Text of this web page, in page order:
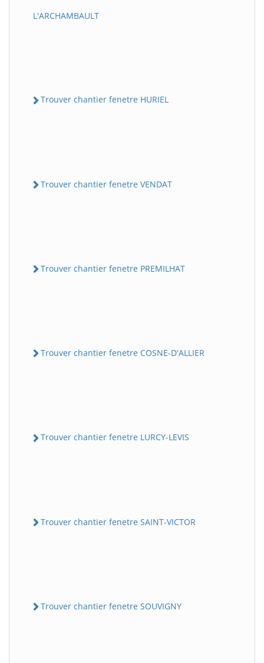
L'ARCHAMBAULT
Trouver chantier fenetre HURIEL
Trouver chantier fenetre VENDAT
Trouver chantier fenetre PREMILHAT
Trouver chantier fenetre COSNE-D'ALLIER
Trouver chantier fenetre LURCY-LEVIS
Trouver chantier fenetre SAINT-VICTOR
Trouver chantier fenetre SOUVIGNY